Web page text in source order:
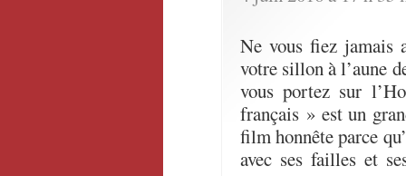
Ne vous fiez jamais
votre sillon à l’aune
vous portez sur
français » est un
film honnête parce
avec ses failles et